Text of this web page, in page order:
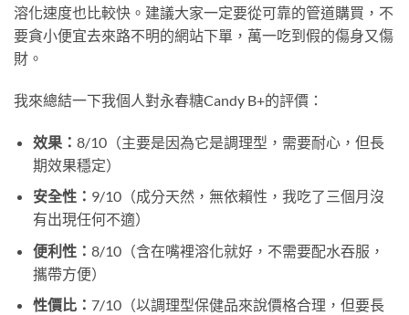
溶化速度也比較快。建議大家一定要從可靠的管道購買，不
要貪小便宜去來路不明的網站下單，萬一吃到假的傷身又傷
財。
我來總結一下我個人對永春糖Candy B+的評價：
效果： 8/10（主要是因為它是調理型，需要耐心，但長
期效果穩定）
安全性： 9/10（成分天然，無依賴性，我吃了三個月沒
有出現任何不適）
便利性： 8/10（含在嘴裡溶化就好，不需要配水吞服，
攜帶方便）
性價比： 7/10（以調理型保健品來說價格合理，但要長